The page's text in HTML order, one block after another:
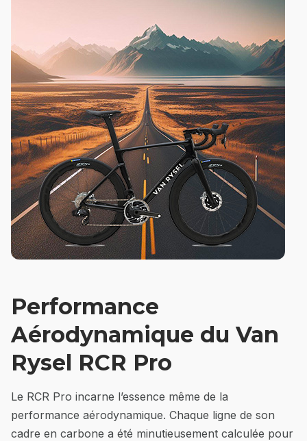
Performance
Aérodynamique du Van
Rysel RCR Pro
Le RCR Pro incarne l’essence même de la
performance aérodynamique. Chaque ligne de son
cadre en carbone a été minutieusement calculée pour